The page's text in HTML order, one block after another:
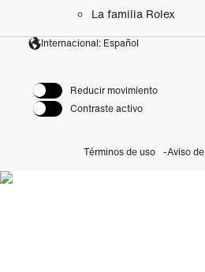
La familia Rolex
Internacional: Español
Reducir movimiento
Contraste activo
Términos de uso Aviso